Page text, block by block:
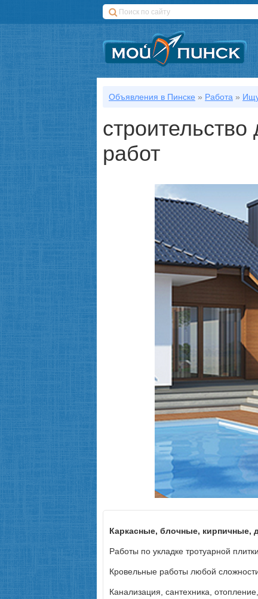
Объявления в Пинске » Работа »
работ
Каркасные, блочные, кирпичные,
Работы по укладке тротуарной
Кровельные работы любой
Канализация, сантехника,